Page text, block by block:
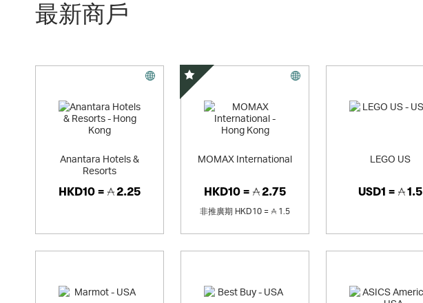
最新商戶
Anantara Hotels &
Resorts
HKD10 = 2.25
MOMAX International
HKD10 = 2.75
非推廣期 HKD10 = 1.5
精選優惠
LEGO US
USD1 = 1.5